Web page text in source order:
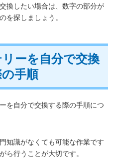
換したい場合は、数字の部分が
を探しましょう。
ーを自分で交換
手順
を自分で交換する際の手順につ
知識がなくても可能な作業です
ら行うことが大切です。